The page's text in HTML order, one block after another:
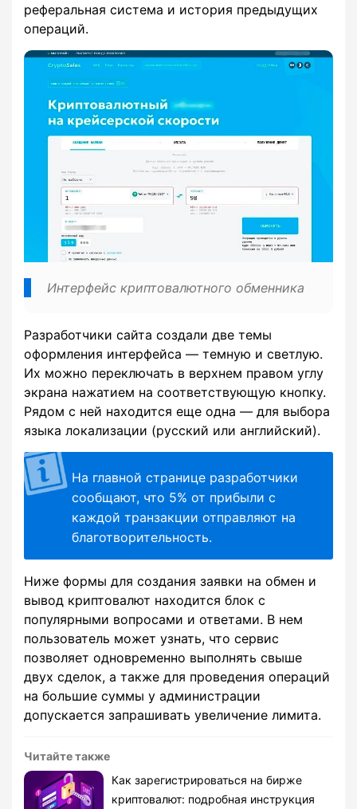
реферальная система и история предыдущих
операций.
Интерфейс криптовалютного обменника
Разработчики сайта создали две темы
оформления интерфейса — темную и светлую.
Их можно переключать в верхнем правом углу
экрана нажатием на соответствующую кнопку.
Рядом с ней находится еще одна — для выбора
языка локализации (русский или английский).
На главной странице разработчики
сообщают, что 5% от прибыли с
каждой транзакции отправляют на
благотворительность.
Ниже формы для создания заявки на обмен и
вывод криптовалют находится блок с
популярными вопросами и ответами. В нем
пользователь может узнать, что сервис
позволяет одновременно выполнять свыше
двух сделок, а также для проведения операций
на большие суммы у администрации
допускается запрашивать увеличение лимита.
Читайте также
Как зарегистрироваться на бирже
криптовалют: подробная инструкция